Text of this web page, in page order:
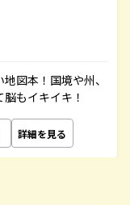
図本！国境や州、
もイキイキ！
詳細を見る